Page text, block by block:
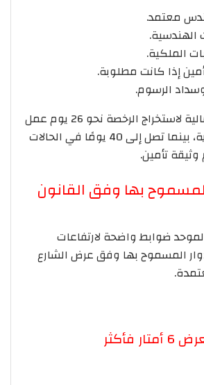
معتمد.
الهندسية.
الملكية.
إذا كانت مطلوبة.
الرسوم.
وتبلغ المدة الإجمالية لاستخراج الرخصة نحو 26 يوم عمل
في الحالات العادية، بينما تصل إلى 40 يومًا في الحالات
تأمين.
بها وفق القانون
ضوابط واضحة لارتفاعات
المسموح بها وفق عرض الشارع
فأكثر